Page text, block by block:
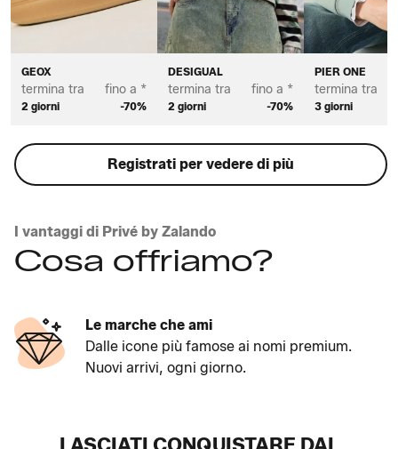
GEOX
termina tra
2 giorni
fino a *
-70%
DESIGUAL
termina tra
2 giorni
fino a *
-70%
PIER ONE
termina tra
3 giorni
Registrati per vedere di più
I vantaggi di Privé by Zalando
Cosa offriamo?
Le marche che ami
Dalle icone più famose ai nomi premium.
Nuovi arrivi, ogni giorno.